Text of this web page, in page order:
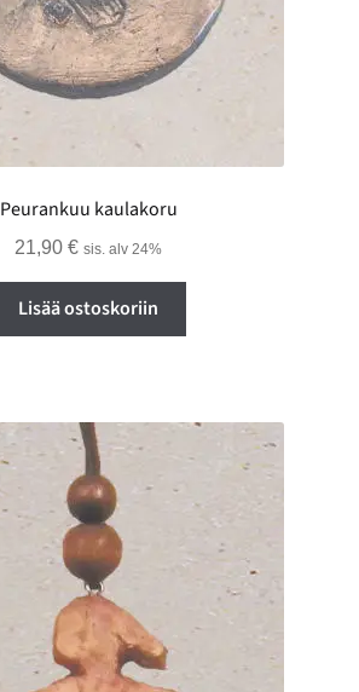
Peurankuu kaulakoru
21,90 € sis. alv 24%
Lisää ostoskoriin